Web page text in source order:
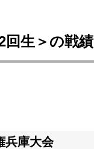
回生＞の戦績
兵庫大会